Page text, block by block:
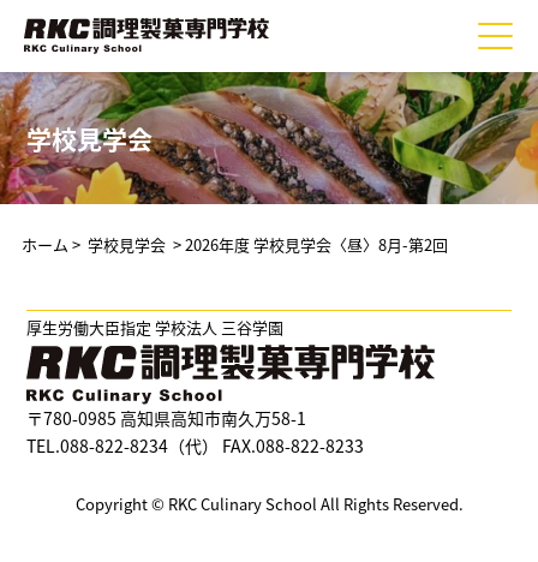
学校見学会
ホーム > 学校見学会> 2026年度 学校見学会〈昼〉8月-第2回
厚生労働大臣指定 学校法人 三谷学園
〒780-0985 高知県高知市南久万58-1
TEL.088-822-8234（代） FAX.088-822-8233
Copyright © RKC Culinary School All Rights Reserved.